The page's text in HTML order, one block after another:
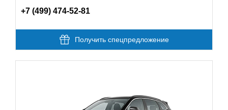
+7 (499) 474-52-81
Получить спецпредложение